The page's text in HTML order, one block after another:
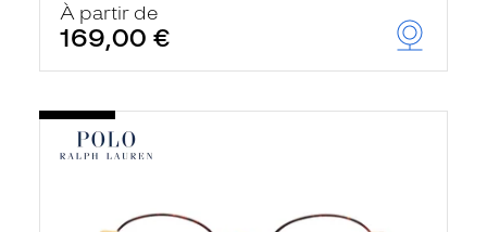
À partir de
169,00 €